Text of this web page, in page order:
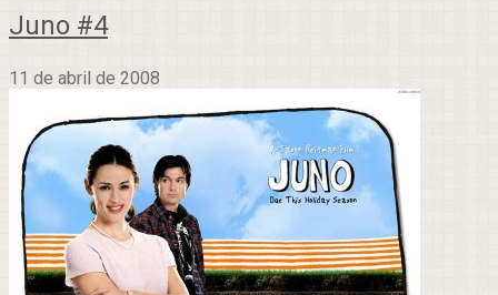
Juno #4
11 de abril de 2008